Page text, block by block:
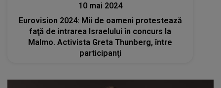
10 mai 2024
Eurovision 2024: Mii de oameni protestează
faţă de intrarea Israelului în concurs la
Malmo. Activista Greta Thunberg, între
participanţi